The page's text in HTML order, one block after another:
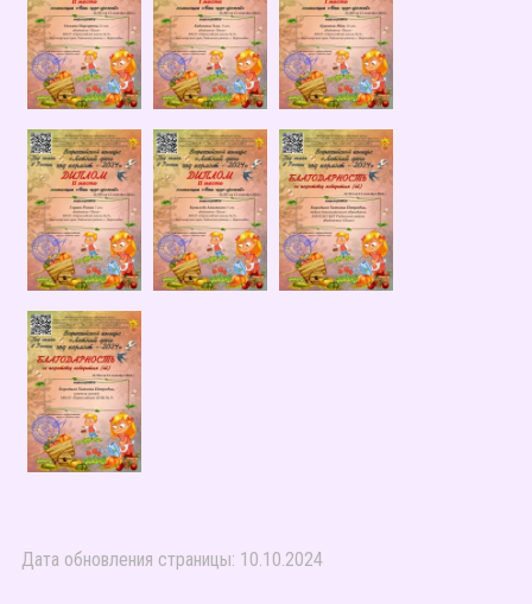
Дата обновления страницы: 10.10.2024